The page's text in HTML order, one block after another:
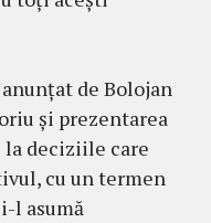
anunțat de Bolojan
și prezentarea
deciziile care
cu un termen
l asumă